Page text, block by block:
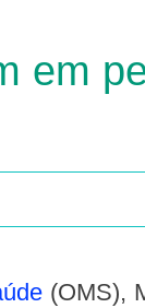
em
(OMS),